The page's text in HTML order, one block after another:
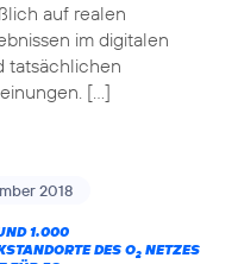
auf realen
im digitalen
tatsächlichen
[…]
2018
1.000
DES O2NETZES